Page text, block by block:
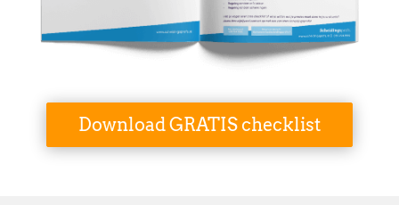
Download GRATIS checklist